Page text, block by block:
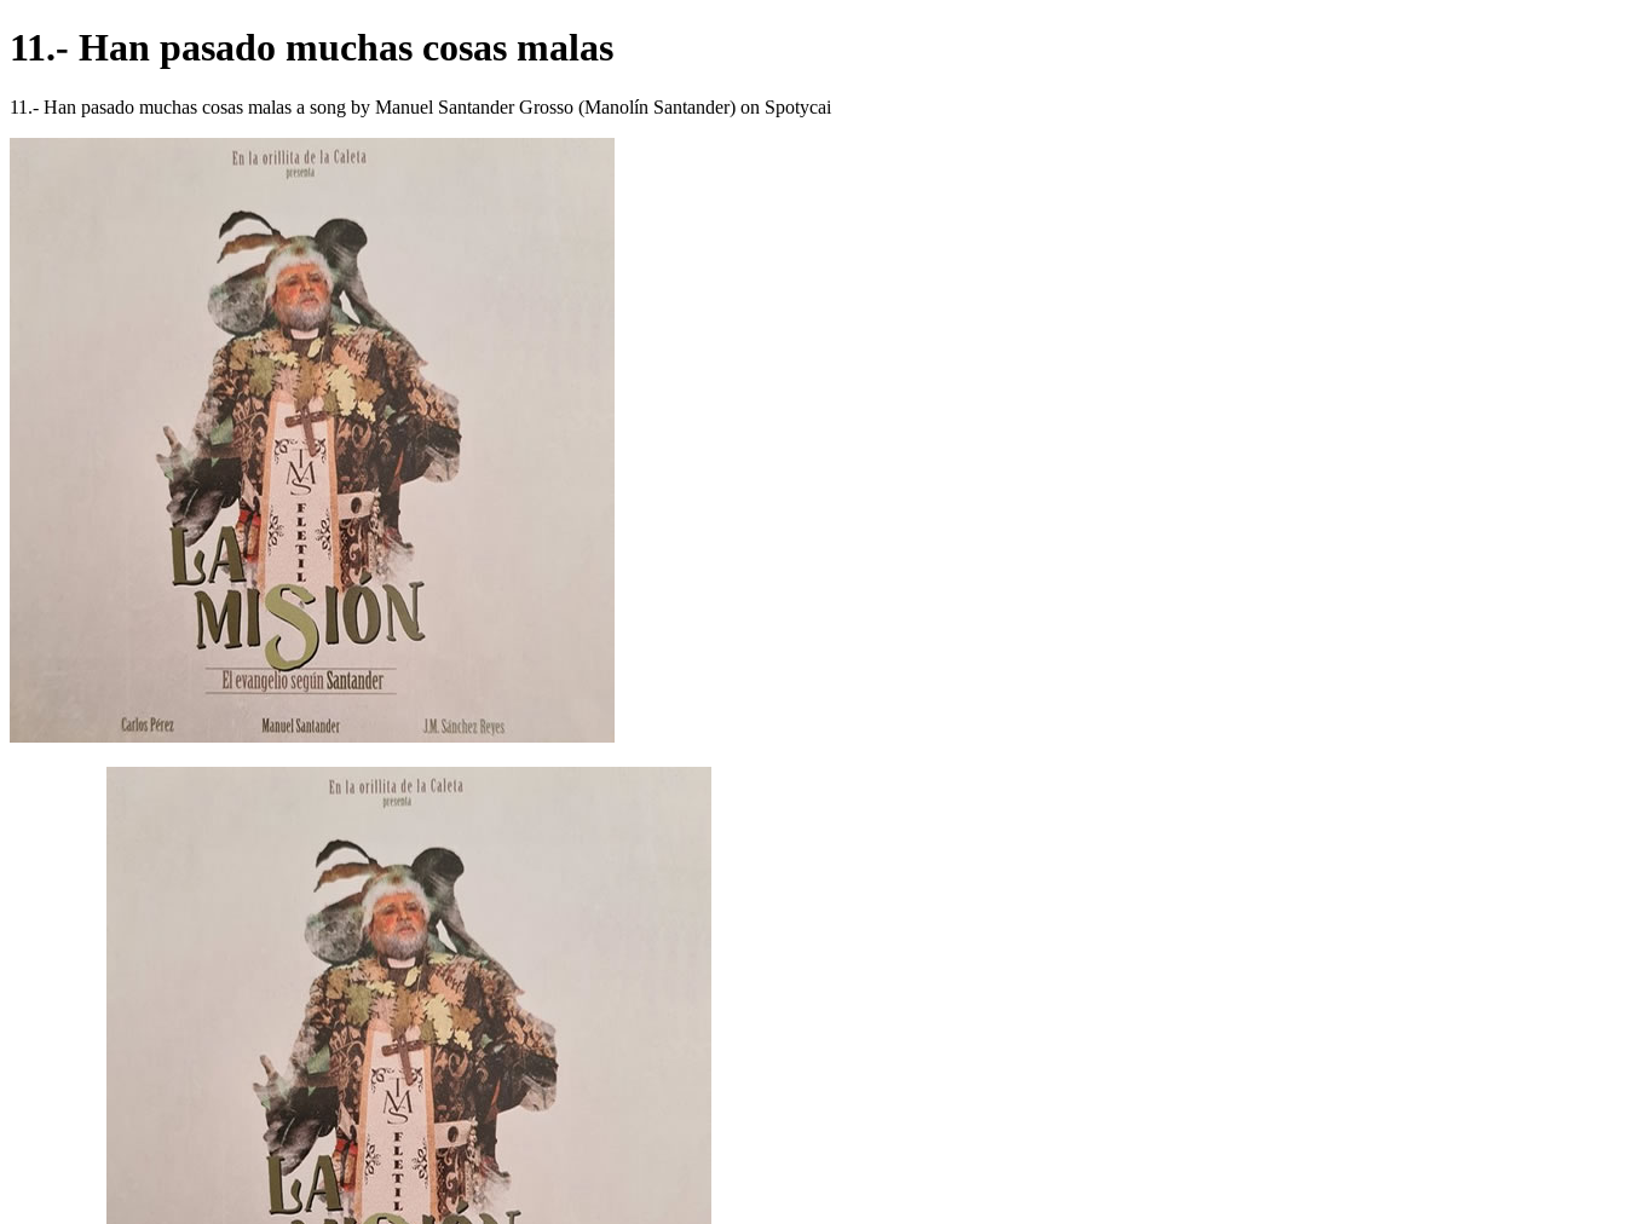
11.- Han pasado muchas cosas malas
11.- Han pasado muchas cosas malas a song by Manuel Santander Grosso (Manolín Santander) on Spotycai